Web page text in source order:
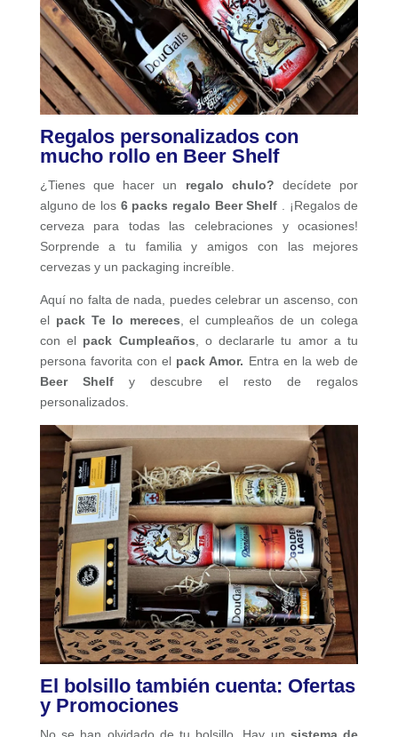
Regalos personalizados con
mucho rollo en Beer Shelf
¿Tienes que hacer un regalo chulo? decídete por
alguno de los 6 packs regalo Beer Shelf . ¡Regalos de
cerveza para todas las celebraciones y ocasiones!
Sorprende a tu familia y amigos con las mejores
cervezas y un packaging increíble.
Aquí no falta de nada, puedes celebrar un ascenso, con
el pack Te lo mereces , el cumpleaños de un colega
con el pack Cumpleaños , o declararle tu amor a tu
persona favorita con el pack Amor. Entra en la web de
Beer Shelf y descubre el resto de regalos
personalizados.
El bolsillo también cuenta: Ofertas
y Promociones
No se han olvidado de tu bolsillo. Hay un sistema de